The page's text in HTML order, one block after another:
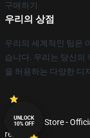
구매하기
우리의 상점
우리의 세계적인 팀은
습니다. 우리는 당신의
을 허용하는 다양한 디
© Junji Ito Store -
reserved
UNLOCK
10% OFF